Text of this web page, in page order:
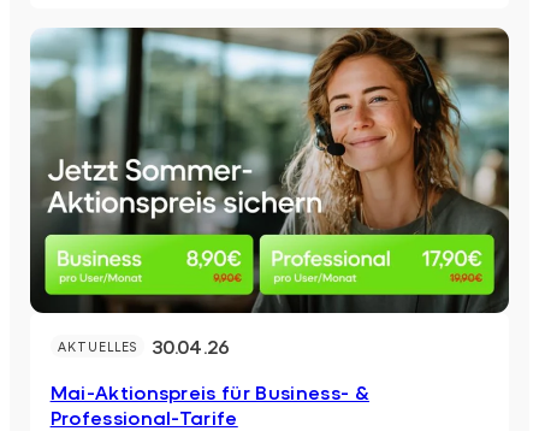
AKTUELLES 30.04.26
Mai-Aktionspreis für Business- &
Professional-Tarife